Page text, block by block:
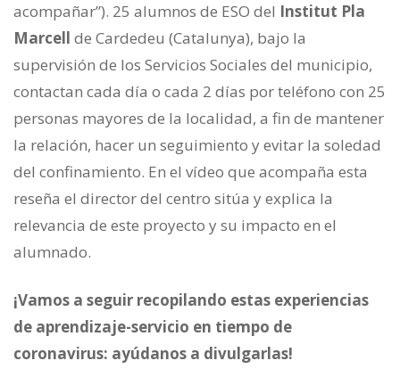
acompañar”). 25 alumnos de ESO del Institut Pla
Marcell de Cardedeu (Catalunya), bajo la
supervisión de los Servicios Sociales del municipio,
contactan cada día o cada 2 días por teléfono con 25
personas mayores de la localidad, a fin de mantener
la relación, hacer un seguimiento y evitar la soledad
del confinamiento. En el vídeo que acompaña esta
reseña el director del centro sitúa y explica la
relevancia de este proyecto y su impacto en el
alumnado.
¡Vamos a seguir recopilando estas experiencias
de aprendizaje-servicio en tiempo de
coronavirus: ayúdanos a divulgarlas!